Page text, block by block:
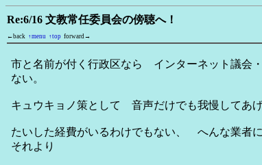
Re:6/16 文教常任委員会の傍聴へ！
←back ↑menu ↑top forward→
市と名前が付く行政区なら インターネット議会
ない。
キュウキョノ策として 音声だけでも我慢してあげ
たいした経費がいるわけでもない、 へんな業者
それより